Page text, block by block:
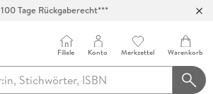
100 Tage Rückgaberecht***
Filiale Konto Merkzettel Warenkorb